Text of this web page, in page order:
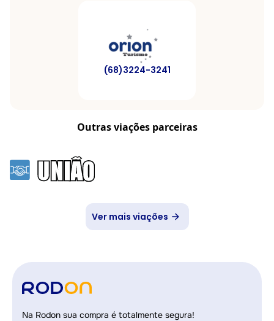
(68)3224-3241
Outras viações parceiras
Ver mais viações
Na Rodon sua compra é totalmente segura!